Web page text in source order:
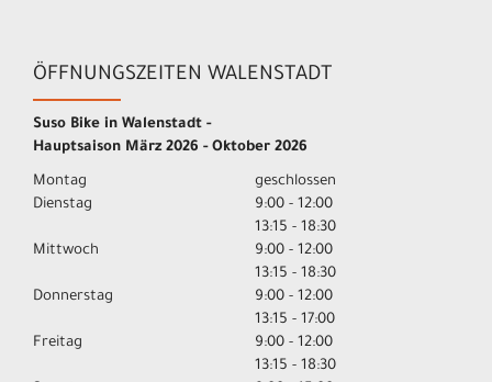
ÖFFNUNGSZEITEN WALENSTADT
Suso Bike in Walenstadt -
Hauptsaison März 2026 - Oktober 2026
Montag
geschlossen
Dienstag
9:00 - 12:00
13:15 - 18:30
Mittwoch
9:00 - 12:00
13:15 - 18:30
Donnerstag
9:00 - 12:00
13:15 - 17:00
Freitag
9:00 - 12:00
13:15 - 18:30